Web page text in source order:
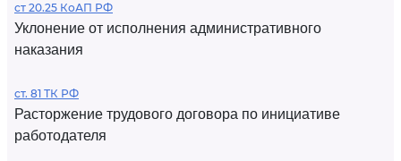
ст 20.25 КоАП РФ
Уклонение от исполнения административного
наказания
ст. 81 ТК РФ
Расторжение трудового договора по инициативе
работодателя